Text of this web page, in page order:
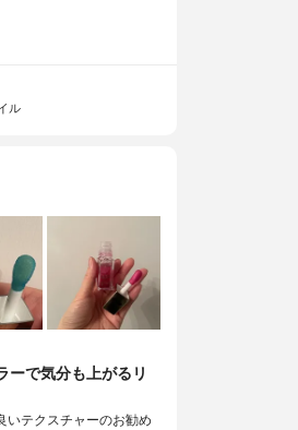
ル
ーで気分も上がるリ
いテクスチャーのお勧め